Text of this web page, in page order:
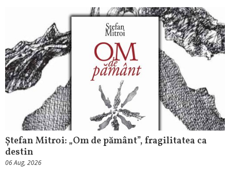
Ștefan Mitroi: „Om de pământ”, fragilitatea ca
destin
06 Aug, 2026